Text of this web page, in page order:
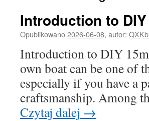
Introduction to
Opublikowano2026-06-08, autor:
Introduction to DIY
own boat can be one of
especially if you have a
craftsmanship. Among
Czytaj dalej →